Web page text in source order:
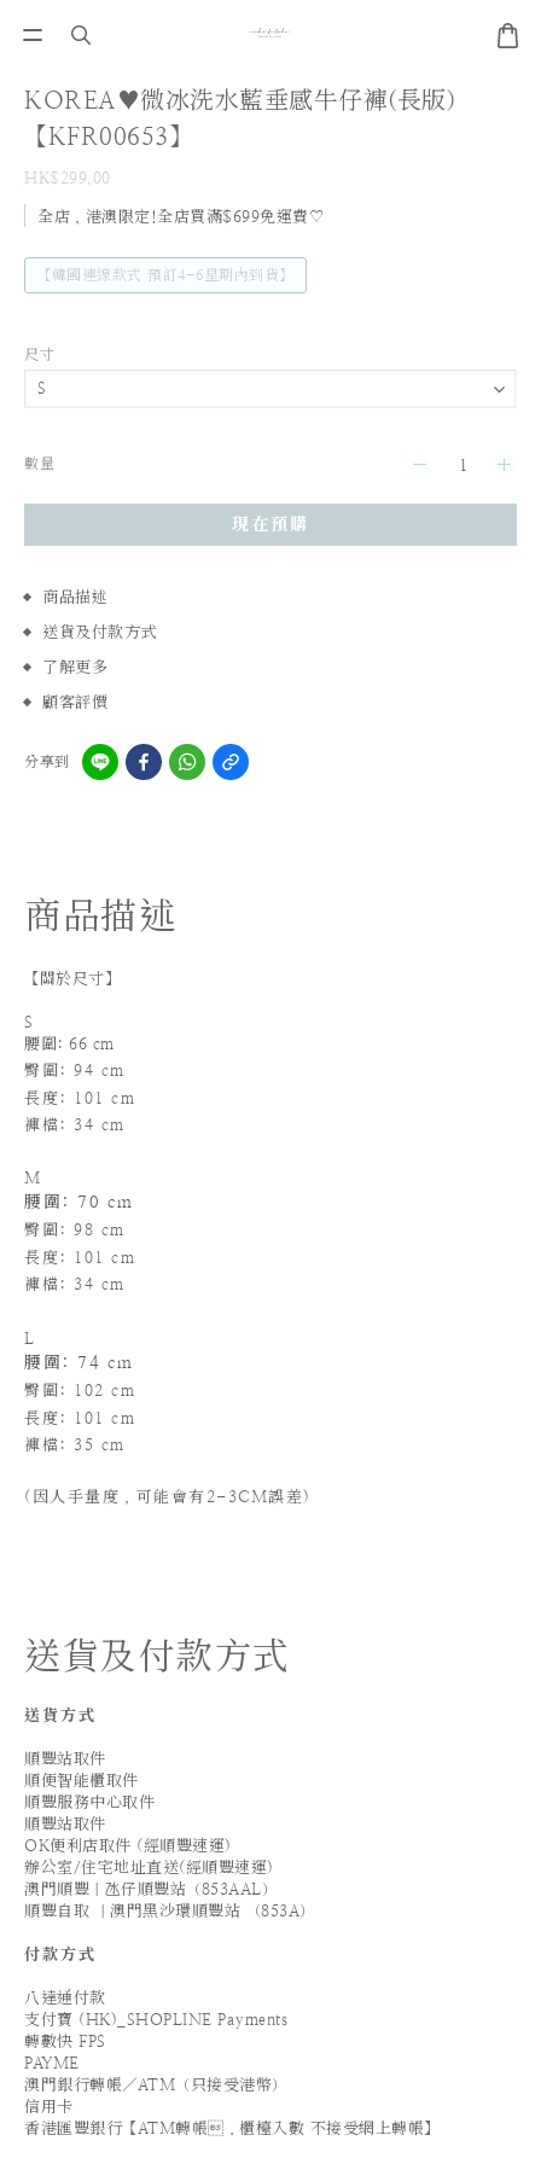
KOREA♥微冰洗水藍垂感牛仔褲(長版)
【KFR00653】
HK$299.00
全店，港澳限定!全店買滿$699免運費♡
【韓國連線款式 預訂4-6星期內到貨】
尺寸
數量
現在預購
商品描述
送貨及付款方式
了解更多
顧客評價
分享到
商品描述
【關於尺寸】
S
腰圍: 66 cm
臀圍: 94 cm
長度 : 101 cm
褲檔: 34 cm
M
腰圍: 70 cm
臀圍: 98 cm
長度 : 101 cm
褲檔: 34 cm
L
腰圍: 74 cm
臀圍: 102 cm
長度 : 101 cm
褲檔: 35 cm
( 因人手量度，可能會有2-3CM誤差)
送貨及付款方式
送貨方式
順豐站取件
順便智能櫃取件
順豐服務中心取件
順豐站取件
OK便利店取件 (經順豐速運)
辦公室/住宅地址直送(經順豐速運)
澳門順豐｜氹仔順豐站（853AAL）
順豐自取 ｜澳門黑沙環順豐站 （853A）
付款方式
八達通付款
支付寶 (HK)_SHOPLINE Payments
轉數快 FPS
PAYME
澳門銀行轉帳／ATM（只接受港幣）
信用卡
香港匯豐銀行【ATM轉帳．櫃檯入數 不接受網上轉帳】